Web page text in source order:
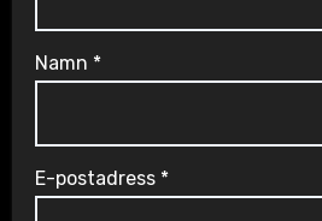
Namn *
E-postadress *